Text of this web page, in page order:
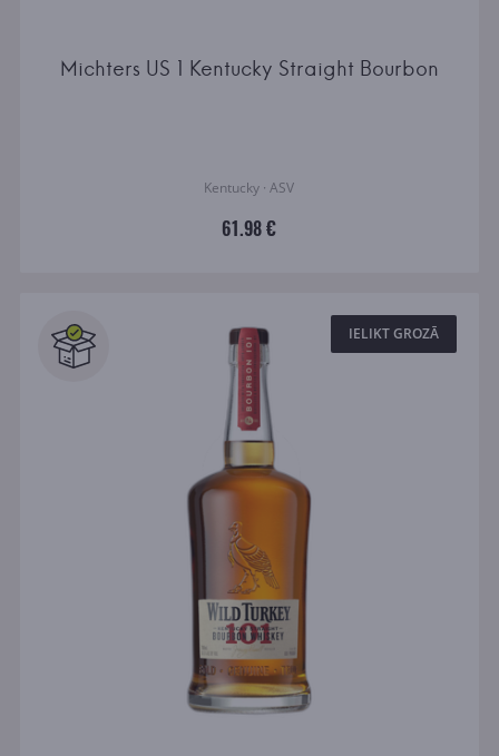
Michters US 1 Kentucky Straight Bourbon
Kentucky · ASV
61.98 €
IELIKT GROZĀ